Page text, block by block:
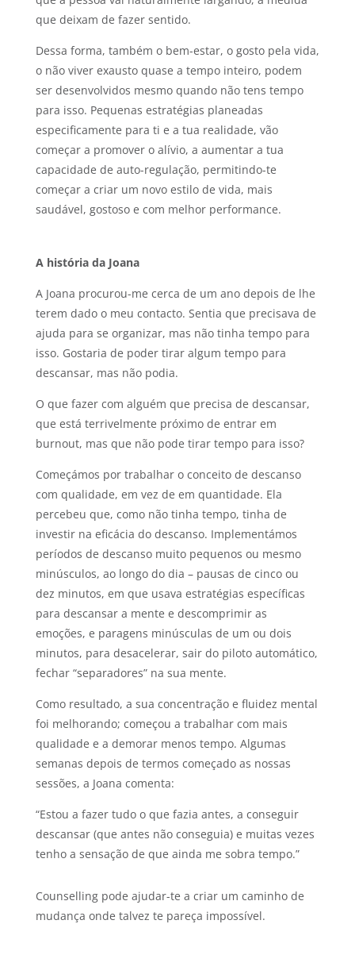
que deixam de fazer sentido.
Dessa forma, também o bem-estar, o gosto pela vida,
o não viver exausto quase a tempo inteiro, podem
ser desenvolvidos mesmo quando não tens tempo
para isso. Pequenas estratégias planeadas
especificamente para ti e a tua realidade, vão
começar a promover o alívio, a aumentar a tua
capacidade de auto-regulação, permitindo-te
começar a criar um novo estilo de vida, mais
saudável, gostoso e com melhor performance.
A história da Joana
A Joana procurou-me cerca de um ano depois de lhe
terem dado o meu contacto. Sentia que precisava de
ajuda para se organizar, mas não tinha tempo para
isso. Gostaria de poder tirar algum tempo para
descansar, mas não podia.
O que fazer com alguém que precisa de descansar,
que está terrivelmente próximo de entrar em
burnout, mas que não pode tirar tempo para isso?
Começámos por trabalhar o conceito de descanso
com qualidade, em vez de em quantidade. Ela
percebeu que, como não tinha tempo, tinha de
investir na eficácia do descanso. Implementámos
períodos de descanso muito pequenos ou mesmo
minúsculos, ao longo do dia – pausas de cinco ou
dez minutos, em que usava estratégias específicas
para descansar a mente e descomprimir as
emoções, e paragens minúsculas de um ou dois
minutos, para desacelerar, sair do piloto automático,
fechar “separadores” na sua mente.
Como resultado, a sua concentração e fluidez mental
foi melhorando; começou a trabalhar com mais
qualidade e a demorar menos tempo. Algumas
semanas depois de termos começado as nossas
sessões, a Joana comenta:
“Estou a fazer tudo o que fazia antes, a conseguir
descansar (que antes não conseguia) e muitas vezes
tenho a sensação de que ainda me sobra tempo.”
Counselling pode ajudar-te a criar um caminho de
mudança onde talvez te pareça impossível.